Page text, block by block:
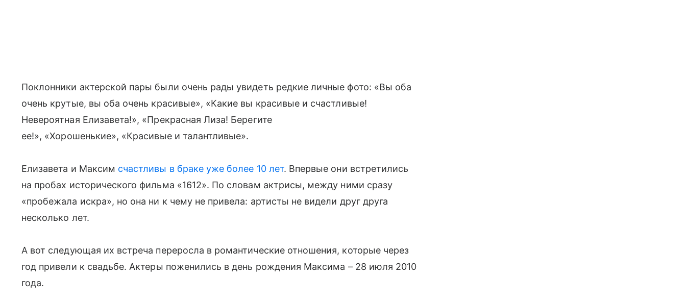
Поклонники актерской пары были очень рады увидеть редкие личные фото: «Вы оба
очень крутые, вы оба очень красивые», «Какие вы красивые и счастливые!
Невероятная Елизавета!», «Прекрасная Лиза! Берегите
ее!», «Хорошенькие», «Красивые и талантливые».
Елизавета и Максим счастливы в браке уже более 10 лет. Впервые они встретились
на пробах исторического фильма «1612». По словам актрисы, между ними сразу
«пробежала искра», но она ни к чему не привела: артисты не видели друг друга
несколько лет.
А вот следующая их встреча переросла в романтические отношения, которые через
год привели к свадьбе. Актеры поженились в день рождения Максима – 28 июля 2010
года.